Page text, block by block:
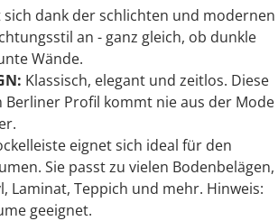
sich dank der schlichten und modernen
an - ganz gleich, ob dunkle
Wände.
Klassisch, elegant und zeitlos. Diese
Profil kommt nie aus der Mode
eignet sich ideal für den
Sie passt zu vielen Bodenbelägen,
Laminat, Teppich und mehr. Hinweis:
geeignet.